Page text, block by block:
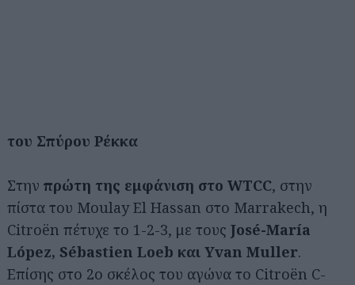
του Σπύρου Ρέκκα
Στην πρώτη της εμφάνιση στο WTCC, στην
πίστα του Moulay El Hassan στο Marrakech, η
Citroën πέτυχε το 1-2-3, με τους José-María
López, Sébastien Loeb και Yvan Muller.
Επίσης στο 2ο σκέλος του αγώνα το Citroën C-